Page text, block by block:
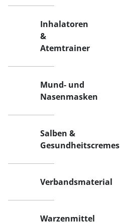
Inhalatoren
&
Atemtrainer
Mund- und
Nasenmasken
Salben &
Gesundheitscremes
Verbandsmaterial
Warzenmittel